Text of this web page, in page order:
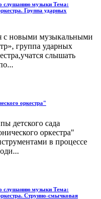
слушанию музыки Тема:
Группа ударных
с новыми музыкальными
группа ударных
слышать
оркестра"
детского сада
оркестра"
в процессе
слушанию музыки Тема:
Струнно-смычковая